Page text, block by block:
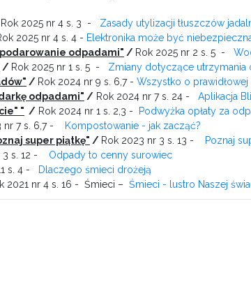
Rok 2025 nr 4 s. 3 - Zasady utylizacji tłuszczów
2025 nr 4 s. 4 - Elektronika może być
odpadami" / Rok 2025 nr 2 s. 5 -
/ Rok 2025 nr 1 s. 5 - Zmiany dotyczące utrzymania
" / Rok 2024 nr 9 s. 6,7 - Wszystko o
odpadami" / Rok 2024 nr 7 s. 24 - Aplikacja
" / Rok 2024 nr 1 s. 2,3 -
Podwyżka opłaty za
nr 7 s. 6,7 -
Kompostowanie - jak zacząć?
super piątkę" / Rok 2023 nr 3 s. 13 -
Poznaj
3 s. 12 - Odpady to cenny surowiec
s. 4 -
Dlaczego śmieci drożeją
2021 nr 4 s. 16 - Śmieci – Śmieci - lustro Naszej